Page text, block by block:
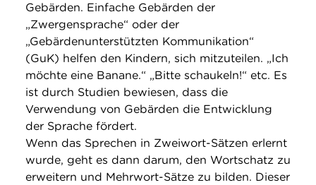
Gebärden. Einfache Gebärden der
„Zwergensprache“ oder der
„Gebärdenunterstützten Kommunikation“
(GuK) helfen den Kindern, sich mitzuteilen. „Ich
möchte eine Banane.“ „Bitte schaukeln!“ etc. Es
ist durch Studien bewiesen, dass die
Verwendung von Gebärden die Entwicklung
der Sprache fördert.
Wenn das Sprechen in Zweiwort-Sätzen erlernt
wurde, geht es dann darum, den Wortschatz zu
erweitern und Mehrwort-Sätze zu bilden. Dieser